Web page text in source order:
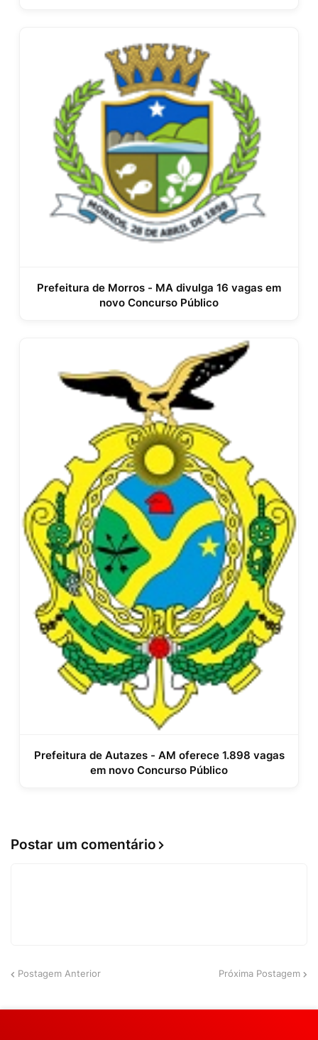
Prefeitura de Morros - MA divulga 16 vagas em
novo Concurso Público
Prefeitura de Autazes - AM oferece 1.898 vagas
em novo Concurso Público
Postar um comentário
Postagem Anterior Próxima Postagem